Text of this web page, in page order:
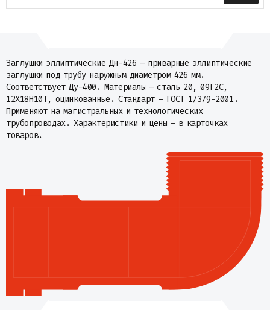
Заглушки эллиптические Дн-426 – приварные эллиптические
заглушки под трубу наружным диаметром 426 мм.
Соответствует Ду-400. Материалы – сталь 20, 09Г2С,
12Х18Н10Т, оцинкованные. Стандарт – ГОСТ 17379-2001.
Применяют на магистральных и технологических
трубопроводах. Характеристики и цены – в карточках
товаров.